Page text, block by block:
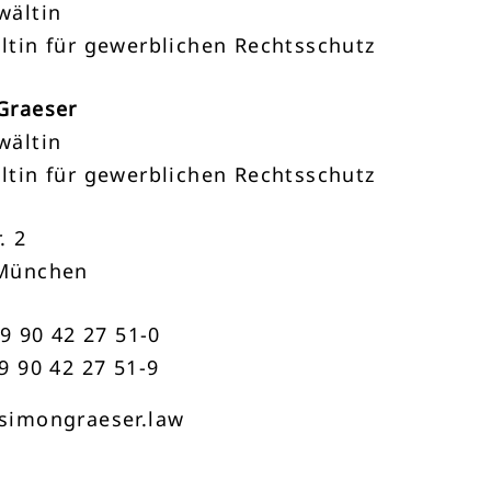
für gewerblichen Rechtsschutz
für gewerblichen Rechtsschutz
2
90 42 27 51-0
90 42 27 51-9